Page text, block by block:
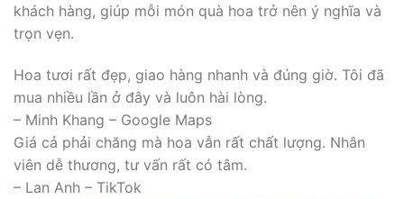
khách hàng, giúp mỗi món quà hoa trở nên ý nghĩa và
trọn vẹn.
Hoa tươi rất đẹp, giao hàng nhanh và đúng giờ. Tôi đã
mua nhiều lần ở đây và luôn hài lòng.
– Minh Khang – Google Maps
Giá cả phải chăng mà hoa vẫn rất chất lượng. Nhân
viên dễ thương, tư vấn rất có tâm.
– Lan Anh – TikTok